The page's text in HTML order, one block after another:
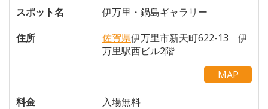
スポット名
伊万里・鍋島ギャラリー
住所
佐賀県伊万里市新天町622-13 伊
万里駅西ビル2階
MAP
料金
入場無料